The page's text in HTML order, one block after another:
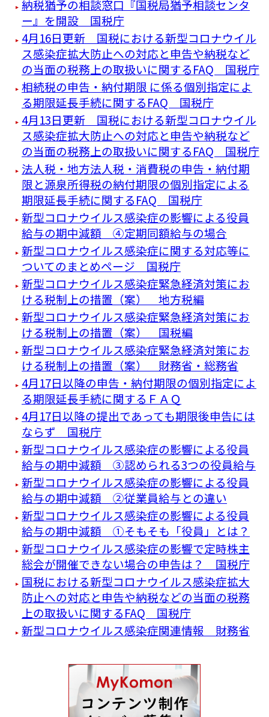
納税猶予の相談窓口『国税局猶予相談センタ
ー』を開設 国税庁
4月16日更新 国税における新型コロナウイル
ス感染症拡大防止への対応と申告や納税など
の当面の税務上の取扱いに関するFAQ 国税庁
相続税の申告・納付期限 に係る個別指定によ
る期限延長手続に関するFAQ 国税庁
4月13日更新 国税における新型コロナウイル
ス感染症拡大防止への対応と申告や納税など
の当面の税務上の取扱いに関するFAQ 国税庁
法人税・地方法人税・消費税の申告・納付期
限と源泉所得税の納付期限の個別指定による
期限延長手続に関するFAQ 国税庁
新型コロナウイルス感染症の影響による役員
給与の期中減額 ④定期同額給与の場合
新型コロナウイルス感染症に関する対応等に
ついてのまとめページ 国税庁
新型コロナウイルス感染症緊急経済対策にお
ける税制上の措置（案） 地方税編
新型コロナウイルス感染症緊急経済対策にお
ける税制上の措置（案） 国税編
新型コロナウイルス感染症緊急経済対策にお
ける税制上の措置（案） 財務省・総務省
4月17日以降の申告・納付期限の個別指定によ
る期限延長手続に関するＦＡＱ
4月17日以降の提出であっても期限後申告には
ならず 国税庁
新型コロナウイルス感染症の影響による役員
給与の期中減額 ③認められる3つの役員給与
新型コロナウイルス感染症の影響による役員
給与の期中減額 ②従業員給与との違い
新型コロナウイルス感染症の影響による役員
給与の期中減額 ①そもそも「役員」とは？
新型コロナウイルス感染症の影響で定時株主
総会が開催できない場合の申告は？ 国税庁
国税における新型コロナウイルス感染症拡大
防止への対応と申告や納税などの当面の税務
上の取扱いに関するFAQ 国税庁
新型コロナウイルス感染症関連情報 財務省